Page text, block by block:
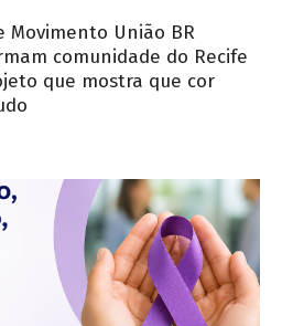
Movimento União BR
comunidade do Recife
que mostra que cor